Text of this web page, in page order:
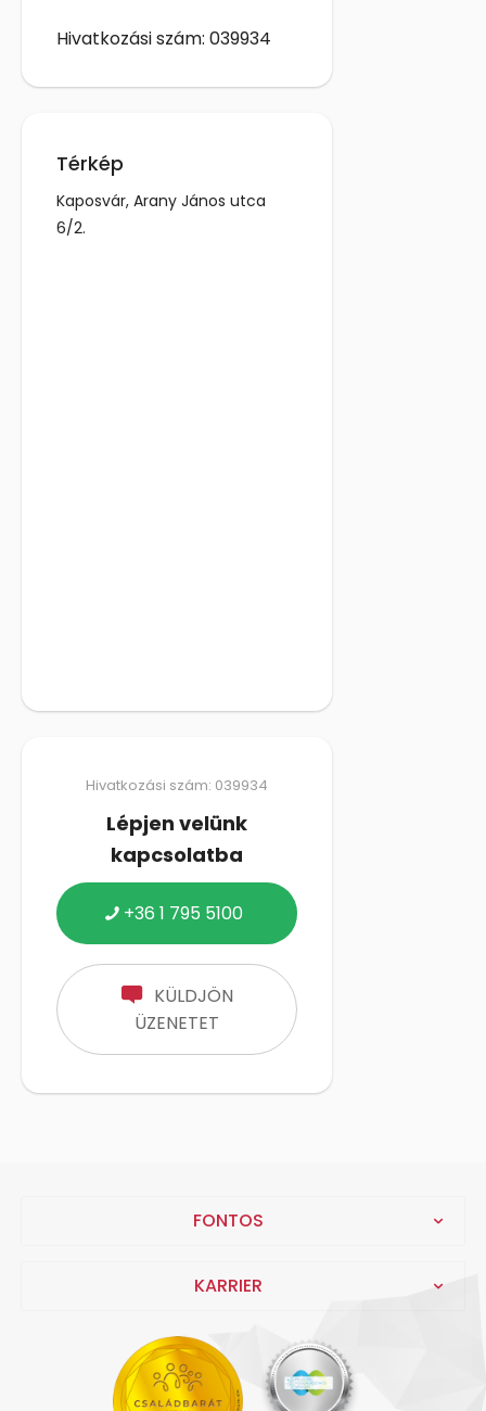
Hivatkozási szám: 039934
Térkép
Kaposvár, Arany János utca
6/2.
Hivatkozási szám: 039934
Lépjen velünk
kapcsolatba
+36 1 795 5100
KÜLDJÖN
ÜZENETET
FONTOS
KARRIER